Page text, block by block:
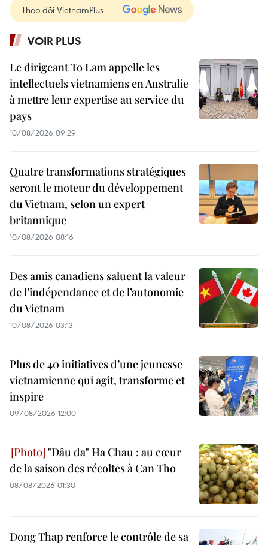
Theo dõi VietnamPlus
VOIR PLUS
Le dirigeant To Lam appelle les
intellectuels vietnamiens en Australie
à mettre leur expertise au service du
pays
10/08/2026 09:29
Quatre transformations stratégiques
seront le moteur du développement
du Vietnam, selon un expert
britannique
10/08/2026 08:16
Des amis canadiens saluent la valeur
de l’indépendance et de l’autonomie
du Vietnam
10/08/2026 03:13
Plus de 40 initiatives d’une jeunesse
vietnamienne qui agit, transforme et
inspire
09/08/2026 12:00
"Dâu da" Ha Chau : au cœur
de la saison des récoltes à Can Tho
08/08/2026 01:30
Dong Thap renforce le contrôle de sa